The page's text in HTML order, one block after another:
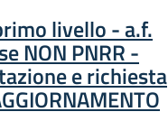
livello - a.f.
NON PNRR -
e richiesta